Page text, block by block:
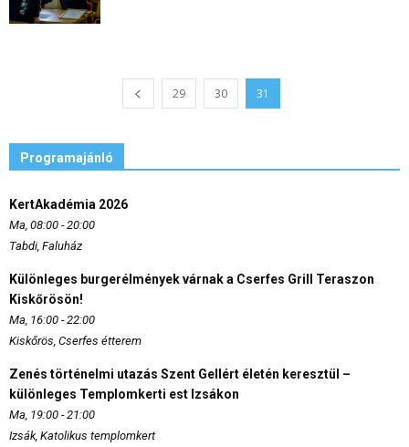
29 30 31
Programajánló
KertAkadémia 2026
Ma, 08:00 - 20:00
Tabdi, Faluház
Különleges burgerélmények várnak a Cserfes Grill Teraszon
Kiskőrösön!
Ma, 16:00 - 22:00
Kiskőrös, Cserfes étterem
Zenés történelmi utazás Szent Gellért életén keresztül –
különleges Templomkerti est Izsákon
Ma, 19:00 - 21:00
Izsák, Katolikus templomkert